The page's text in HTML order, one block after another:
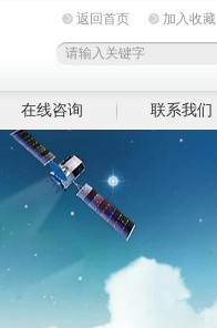
返回首页 加入收藏
在线咨询 联系我们